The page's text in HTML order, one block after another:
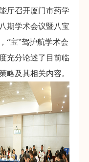
厅召开厦门市药学
期学术会议暨八宝
“宝”驾护航学术会
充分论述了目前临
略及其相关内容。